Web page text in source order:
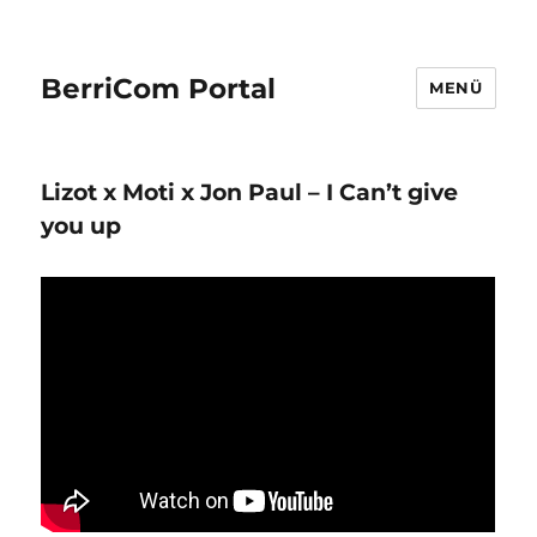
BerriCom Portal MENÜ
Lizot x Moti x Jon Paul – I Can’t give
you up